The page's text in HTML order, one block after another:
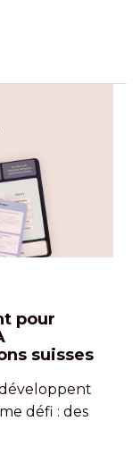
pour
suisses
défi : des